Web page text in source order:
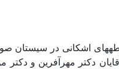
اشکانی در سیستان
دکتر مهرآفرین و